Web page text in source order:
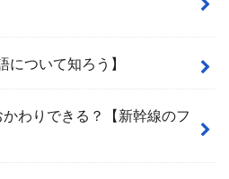
について知ろう】
わりできる？【新幹線のフ